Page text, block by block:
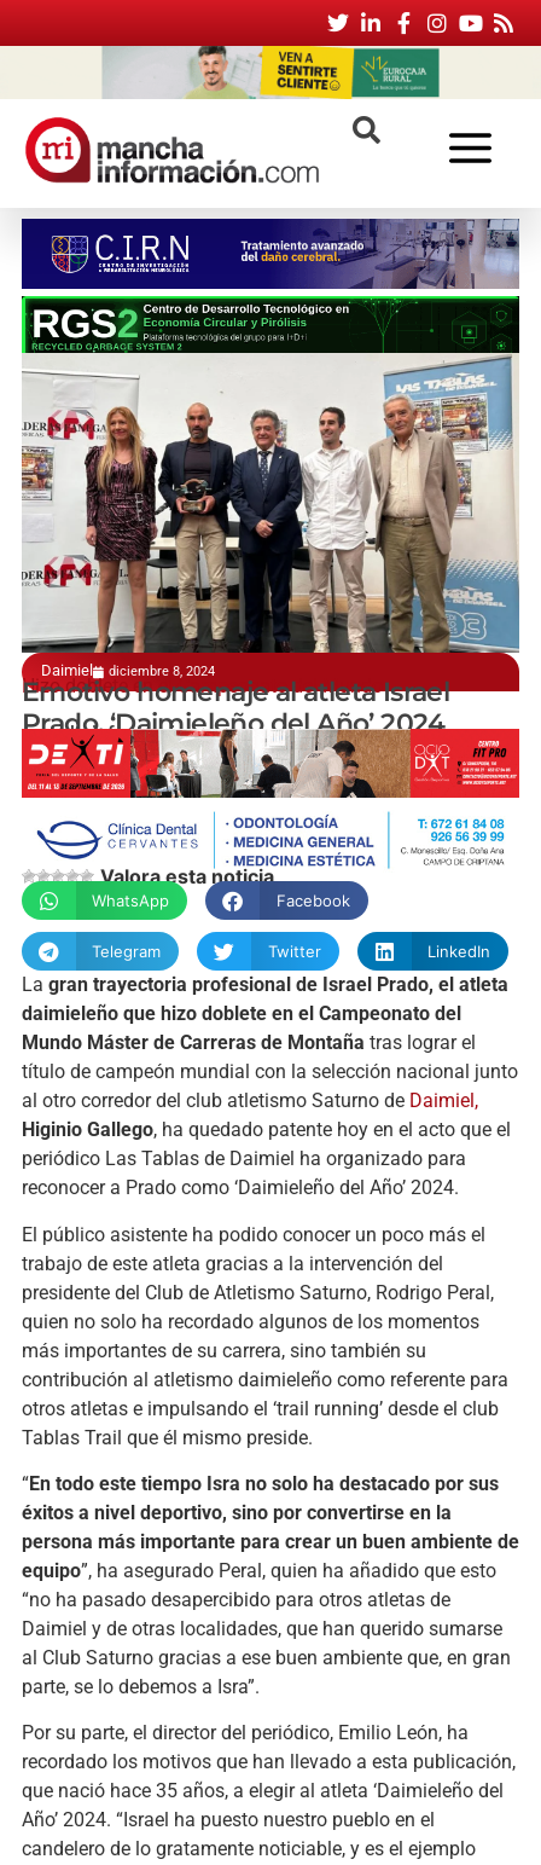
Daimiel diciembre 8, 2024
Hizo doblete en el Campeonato del Mundo
Emotivo homenaje al atleta Israel
Prado, ‘Daimieleño del Año’ 2024
manchainformacion.com
Valora esta noticia
WhatsApp Facebook
Telegram Twitter LinkedIn
La gran trayectoria profesional de Israel Prado, el atleta
daimieleño que hizo doblete en el Campeonato del
Mundo Máster de Carreras de Montaña tras lograr el
título de campeón mundial con la selección nacional junto
al otro corredor del club atletismo Saturno de Daimiel,
Higinio Gallego, ha quedado patente hoy en el acto que el
periódico Las Tablas de Daimiel ha organizado para
reconocer a Prado como ‘Daimieleño del Año’ 2024.
El público asistente ha podido conocer un poco más el
trabajo de este atleta gracias a la intervención del
presidente del Club de Atletismo Saturno, Rodrigo Peral,
quien no solo ha recordado algunos de los momentos
más importantes de su carrera, sino también su
contribución al atletismo daimieleño como referente para
otros atletas e impulsando el ‘trail running’ desde el club
Tablas Trail que él mismo preside.
“En todo este tiempo Isra no solo ha destacado por sus
éxitos a nivel deportivo, sino por convertirse en la
persona más importante para crear un buen ambiente de
equipo”, ha asegurado Peral, quien ha añadido que esto
“no ha pasado desapercibido para otros atletas de
Daimiel y de otras localidades, que han querido sumarse
al Club Saturno gracias a ese buen ambiente que, en gran
parte, se lo debemos a Isra”.
Por su parte, el director del periódico, Emilio León, ha
recordado los motivos que han llevado a esta publicación,
que nació hace 35 años, a elegir al atleta ‘Daimieleño del
Año’ 2024. “Israel ha puesto nuestro pueblo en el
candelero de lo gratamente noticiable, y es el ejemplo